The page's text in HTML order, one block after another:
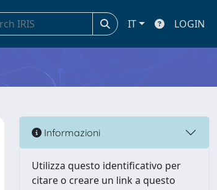
IT LOGIN
Informazioni
Utilizza questo identificativo per
citare o creare un link a questo